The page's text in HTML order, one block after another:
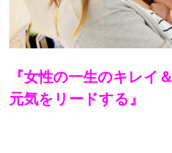
『女性の一生のキレイ＆
元気をリードする』